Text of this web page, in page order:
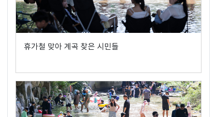
휴가철 맞아 계곡 찾은 시민들